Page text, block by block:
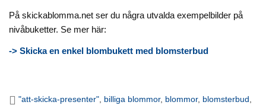
På skickablomma.net ser du några utvalda exempelbilder på
nivåbuketter. Se mer här:
-> Skicka en enkel blombukett med blomsterbud
"att-skicka-presenter", billiga blommor, blommor, blomsterbud ,